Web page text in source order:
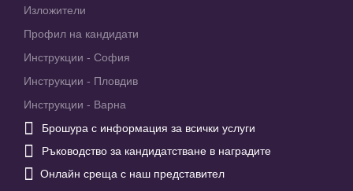
Изложители
Профил на кандидати
Инструкции - София
Инструкции - Пловдив
Инструкции - Варна
 Брошура с информация за всички услуги
 Ръководство за кандидатстване в наградите
 Онлайн среща с наш представител